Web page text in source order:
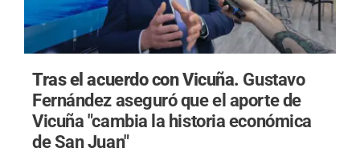
Tras el acuerdo con Vicuña. Gustavo
Fernández aseguró que el aporte de
Vicuña "cambia la historia económica
de San Juan"